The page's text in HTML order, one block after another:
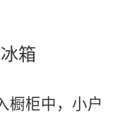
箱
橱柜中，小户